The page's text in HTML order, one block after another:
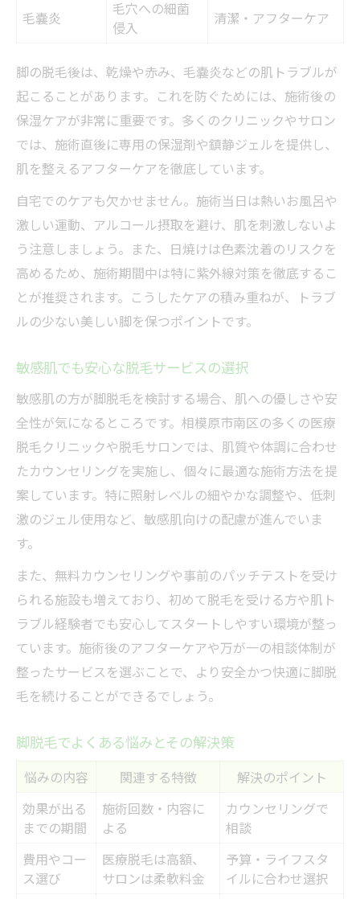
毛嚢炎
毛穴への細菌
侵入
清潔・アフターケア
脚の脱毛後は、乾燥や赤み、毛嚢炎などの肌トラブルが
起こることがあります。これを防ぐためには、施術後の
保湿ケアが非常に重要です。多くのクリニックやサロン
では、施術直後に専用の保湿剤や鎮静ジェルを提供し、
肌を整えるアフターケアを徹底しています。
自宅でのケアも欠かせません。施術当日は熱いお風呂や
激しい運動、アルコール摂取を避け、肌を刺激しないよ
う注意しましょう。また、日焼けは色素沈着のリスクを
高めるため、施術期間中は特に紫外線対策を徹底するこ
とが推奨されます。こうしたケアの積み重ねが、トラブ
ルの少ない美しい脚を保つポイントです。
敏感肌でも安心な脱毛サービスの選択
敏感肌の方が脚脱毛を検討する場合、肌への優しさや安
全性が気になるところです。相模原市南区の多くの医療
脱毛クリニックや脱毛サロンでは、肌質や体調に合わせ
たカウンセリングを実施し、個々に最適な施術方法を提
案しています。特に照射レベルの細やかな調整や、低刺
激のジェル使用など、敏感肌向けの配慮が進んでいま
す。
また、無料カウンセリングや事前のパッチテストを受け
られる施設も増えており、初めて脱毛を受ける方や肌ト
ラブル経験者でも安心してスタートしやすい環境が整っ
ています。施術後のアフターケアや万が一の相談体制が
整ったサービスを選ぶことで、より安全かつ快適に脚脱
毛を続けることができるでしょう。
脚脱毛でよくある悩みとその解決策
悩みの内容 関連する特徴
解決のポイント
効果が出る
までの期間
施術回数・内容に
よる
カウンセリングで
相談
費用やコー
ス選び
医療脱毛は高額、
サロンは柔軟料金
予算・ライフスタ
イルに合わせ選択